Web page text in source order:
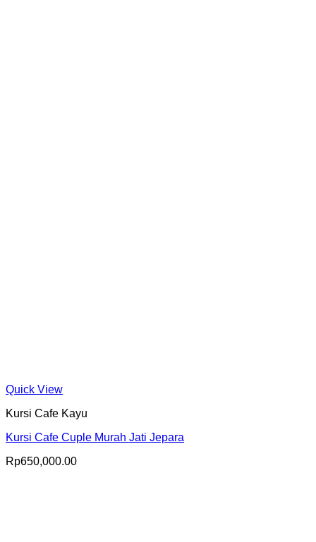
Quick View
Kursi Cafe Kayu
Kursi Cafe Cuple Murah Jati Jepara
Rp650,000.00